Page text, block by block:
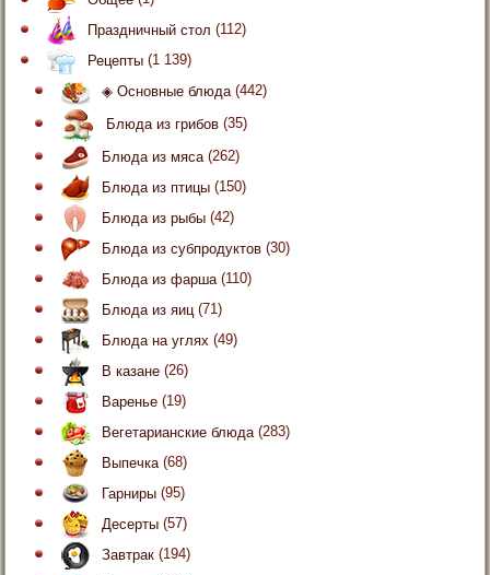
Праздничный стол (112)
Рецепты (1 139)
◈ Основные блюда (442)
Блюда из грибов (35)
Блюда из мяса (262)
Блюда из птицы (150)
Блюда из рыбы (42)
Блюда из субпродуктов (30)
Блюда из фарша (110)
Блюда из яиц (71)
Блюда на углях (49)
В казане (26)
Варенье (19)
Вегетарианские блюда (283)
Выпечка (68)
Гарниры (95)
Десерты (57)
Завтрак (194)